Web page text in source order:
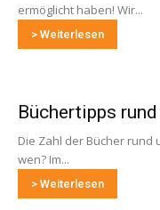
ermöglicht haben! Wir...
> Weiterlesen
Büchertipps
Die Zahl der Bücher rund
wen? Im...
> Weiterlesen